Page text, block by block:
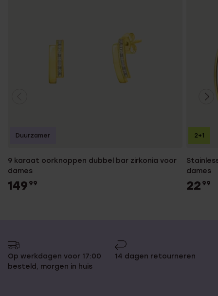
9 karaat oorknoppen dubbel bar zirkonia voor
dames
149 99
Duurzamer
dames
22 99
2+1
Op werkdagen voor 17:00
besteld, morgen in huis
14 dagen retourneren